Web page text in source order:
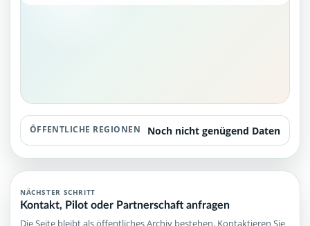
ÖFFENTLICHE REGIONEN Noch nicht genügend Daten
NÄCHSTER SCHRITT
Kontakt, Pilot oder Partnerschaft anfragen
Die Seite bleibt als öffentliches Archiv bestehen. Kontaktieren Sie